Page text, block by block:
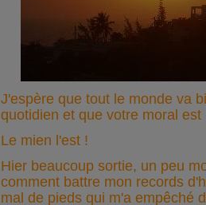
J'espère que tout le monde va
quotidien et que votre moral est
Le mien l'est !
Hier beaucoup sortie, un peu
comment battre mon records
mal de pieds qui m'a empêché